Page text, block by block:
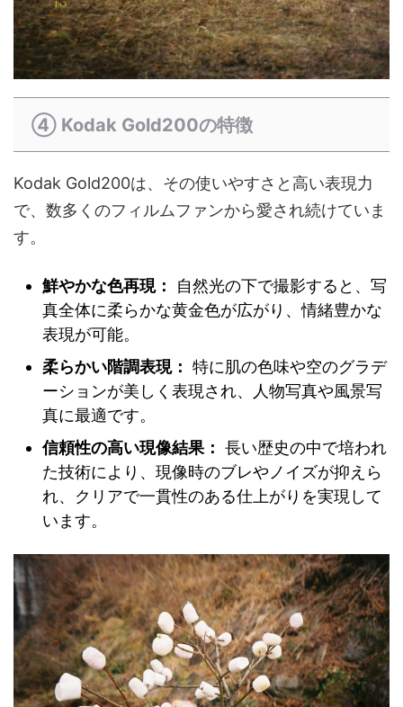
④ Kodak Gold200の特徴
Kodak Gold200は、その使いやすさと高い表現力
で、数多くのフィルムファンから愛され続けていま
す。
鮮やかな色再現：
自然光の下で撮影すると、写
真全体に柔らかな黄金色が広がり、情緒豊かな
表現が可能。
柔らかい階調表現： 特に肌の色味や空のグラデ
ーションが美しく表現され、人物写真や風景写
真に最適です。
信頼性の高い現像結果： 長い歴史の中で培われ
た技術により、現像時のブレやノイズが抑えら
れ、クリアで一貫性のある仕上がりを実現して
います。